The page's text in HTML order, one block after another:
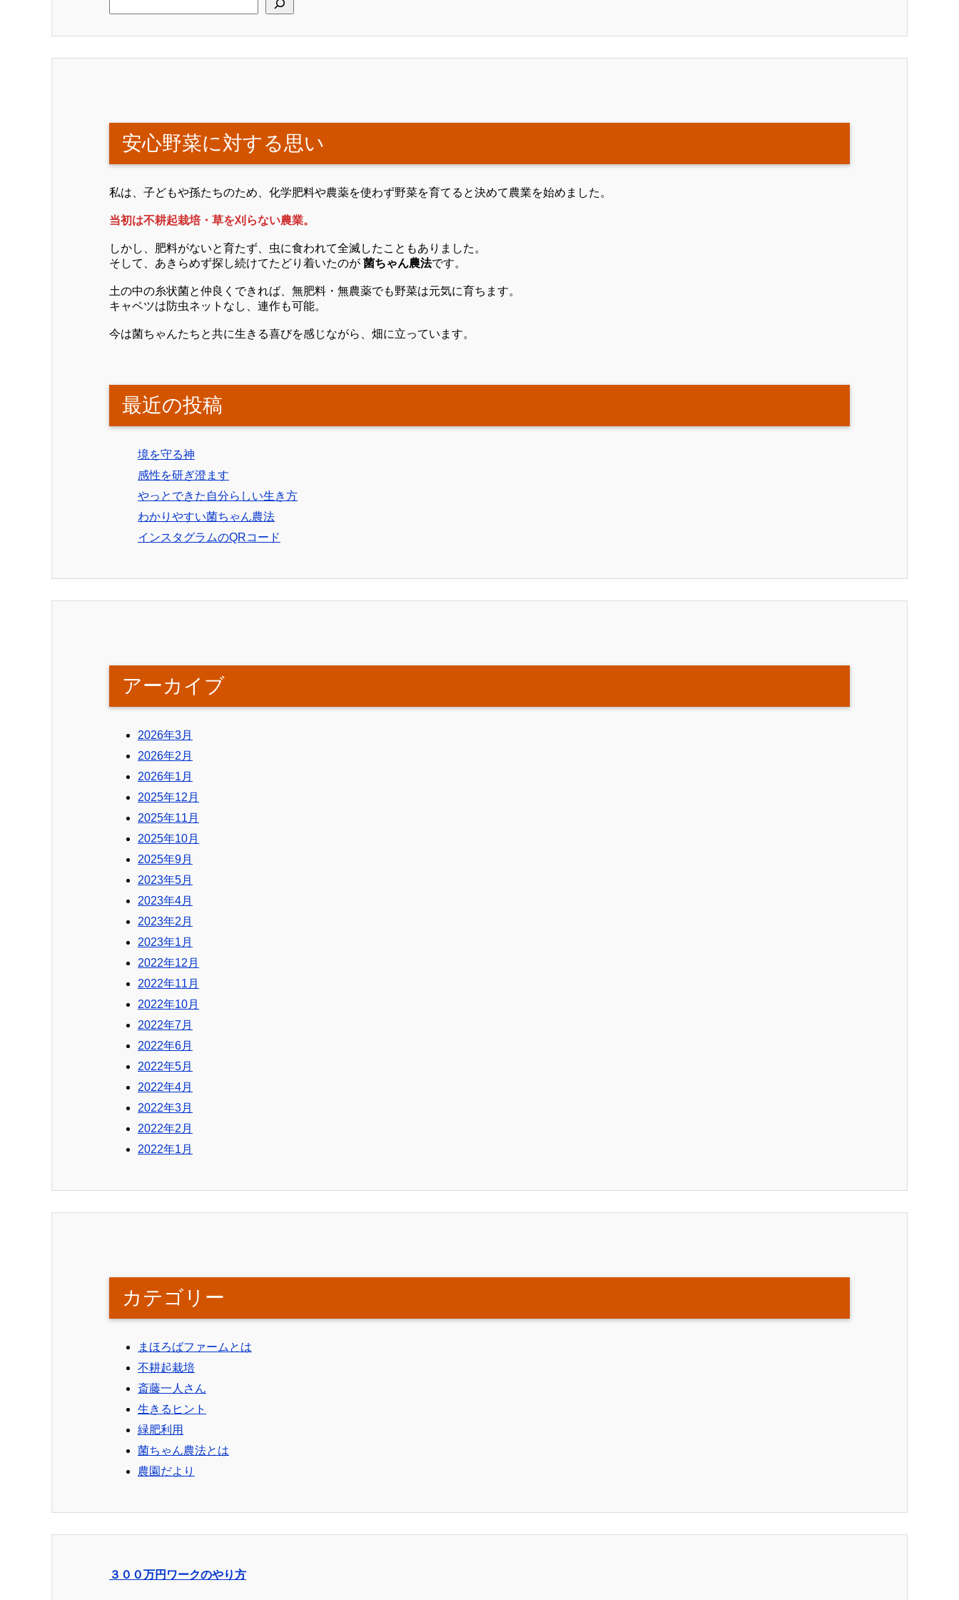
安心野菜に対する思い
私は、子どもや孫たちのため、化学肥料や農薬を使わず野菜を育てると決めて農業を始めました。
当初は不耕起栽培・草を刈らない農業。
しかし、肥料がないと育たず、虫に食われて全滅したこともありました。
そして、あきらめず探し続けてたどり着いたのが 菌ちゃん農法です。
土の中の糸状菌と仲良くできれば、無肥料・無農薬でも野菜は元気に育ちます。
キャベツは防虫ネットなし、連作も可能。
今は菌ちゃんたちと共に生きる喜びを感じながら、畑に立っています。
最近の投稿
境を守る神
感性を研ぎ澄ます
やっとできた自分らしい生き方
わかりやすい菌ちゃん農法
インスタグラムのQRコード
アーカイブ
2026年3月
2026年2月
2026年1月
2025年12月
2025年11月
2025年10月
2025年9月
2023年5月
2023年4月
2023年2月
2023年1月
2022年12月
2022年11月
2022年10月
2022年7月
2022年6月
2022年5月
2022年4月
2022年3月
2022年2月
2022年1月
カテゴリー
まほろばファームとは
不耕起栽培
斎藤一人さん
生きるヒント
緑肥利用
菌ちゃん農法とは
農園だより
３００万円ワークのやり方